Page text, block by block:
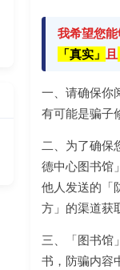
我希望您
「真实」 且
一、请确保你
有可能是骗子
二、为了确保
德中心图书馆
他人发送的「
方」的渠道获
三、「图书馆
书，防骗内容